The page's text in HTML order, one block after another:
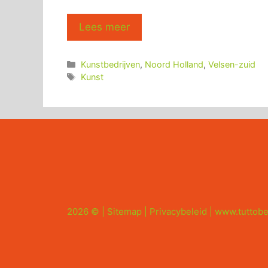
Lees meer
Categorieën
Kunstbedrijven, Noord Holland,Velsen-zuid
Tags
Kunst
2026 © | Sitemap Privacybeleid